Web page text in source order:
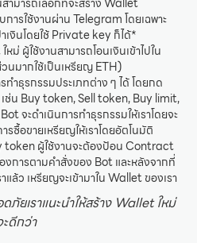
ามารถเลือกที่จะสร้าง Wallet
ารใช้งานผ่าน Telegram โดยเฉพาะ
เงินโดยใช้ Private key ก็ได้*
ม่ ผู้ใช้งานสามารถโอนเงินเข้าไปใน
วนมากใช้เป็นเหรียญ ETH)
ทำธุรกรรมประเภทต่าง ๆ ได้ โดยกด
ช่น Buy token, Sell token, Buy limit,
จะดำเนินการทำธุรกรรมให้เราโดยจะ
รซื้อขายเหรียญให้เราโดยอัตโนมัติ
token ผู้ใช้งานจะต้องป้อน Contract
การตามคำสั่งของ Bot และหลังจากที่
แล้ว เหรียญจะเข้ามาใน Wallet ของเรา
ภัยเราแนะนำให้สร้าง Wallet ใหม่
ดีกว่า